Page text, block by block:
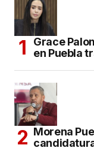
Grace
en Puebla
Morena